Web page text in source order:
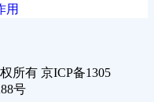
用
所有 京ICP备1305
号